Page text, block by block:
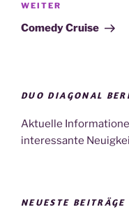
Nächster
Beitrag
WEITER
Comedy Cruise
DUO DIAGONAL
Aktuelle
interessante
NEUESTE BEITRÄGE